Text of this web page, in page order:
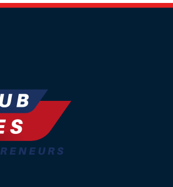
de pression syn...
ventes chutent, les recettes
UNCATEGORIZED
plaidoyer pour un coup
de frein sur les ...
July 09, 2026